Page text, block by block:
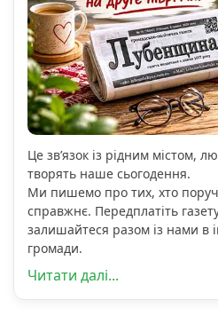
Це зв’язок із рідним містом,
творять наше сьогодення.
Ми пишемо про тих, хто
справжнє. Передплатіть
залишайтеся разом із нами в
громади.
Читати далі...